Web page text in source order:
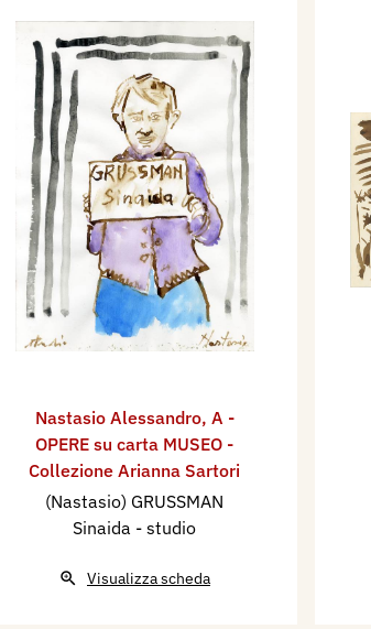
Nastasio Alessandro, A -
OPERE su carta MUSEO -
Collezione Arianna Sartori
(Nastasio) GRUSSMAN
Sinaida - studio
Visualizza scheda